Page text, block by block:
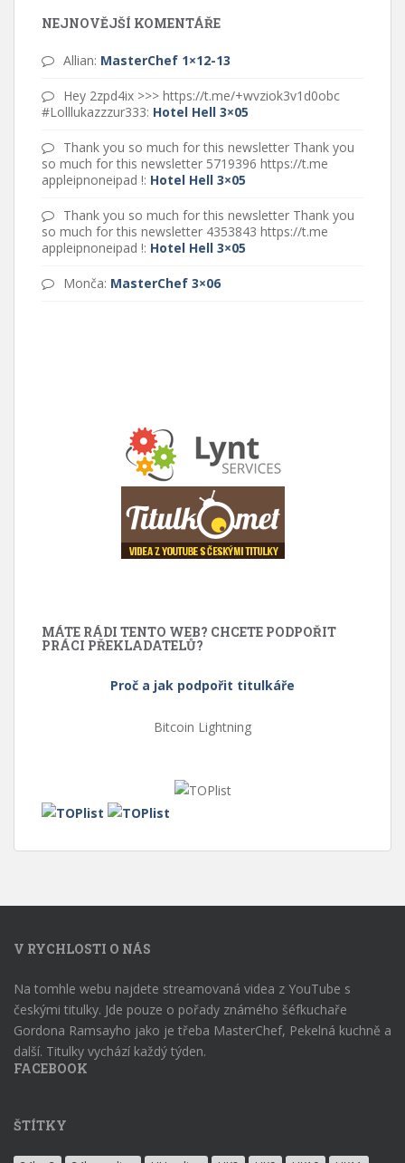
NEJNOVĚJŠÍ KOMENTÁŘE
Allian: MasterChef 1×12-13
Hey 2zpd4ix >>> https://t.me/+wvziok3v1d0obc
#Lolllukazzzur333: Hotel Hell 3×05
Thank you so much for this newsletter Thank you
so much for this newsletter 5719396 https://t.me
appleipnoneipad !: Hotel Hell 3×05
Thank you so much for this newsletter Thank you
so much for this newsletter 4353843 https://t.me
appleipnoneipad !: Hotel Hell 3×05
Monča: MasterChef 3×06
MÁTE RÁDI TENTO WEB? CHCETE PODPOŘIT
PRÁCI PŘEKLADATELŮ?
Proč a jak podpořit titulkáře
Bitcoin Lightning
V RYCHLOSTI O NÁS
Na tomhle webu najdete streamovaná videa z YouTube s
českými titulky. Jde pouze o pořady známého šéfkuchaře
Gordona Ramsayho jako je třeba MasterChef, Pekelná kuchně a
další. Titulky vychází každý týden.
FACEBOOK
ŠTÍTKY